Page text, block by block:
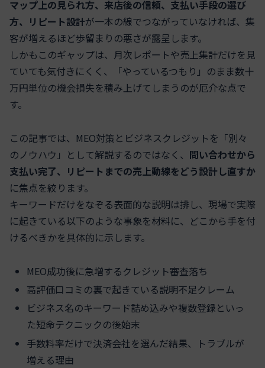
マップ上の見られ方、来店後の信頼、支払い手段の選び
方、リピート設計が一本の線でつながっていなければ、集
客が増えるほど歩留まりの悪さが露呈します。
しかもこのギャップは、月次レポートや売上集計だけを見
ていても気付きにくく、「やっているつもり」のまま数十
万円単位の機会損失を積み上げてしまうのが厄介な点で
す。
この記事では、MEO対策とビジネスクレジットを「別々
のノウハウ」として解説するのではなく、 問い合わせから
支払い完了、リピートまでの売上動線をどう設計し直すか
に焦点を絞ります。
キーワードだけをなぞる表面的な説明は排し、現場で実際
に起きている以下のような事象を材料に、どこから手を付
けるべきかを具体的に示します。
MEO成功後に急増するクレジット審査落ち
高評価口コミの裏で起きている説明不足クレーム
ビジネス名のキーワード詰め込みや複数登録といっ
た短命テクニックの後始末
手数料率だけで決済会社を選んだ結果、トラブルが
増える理由